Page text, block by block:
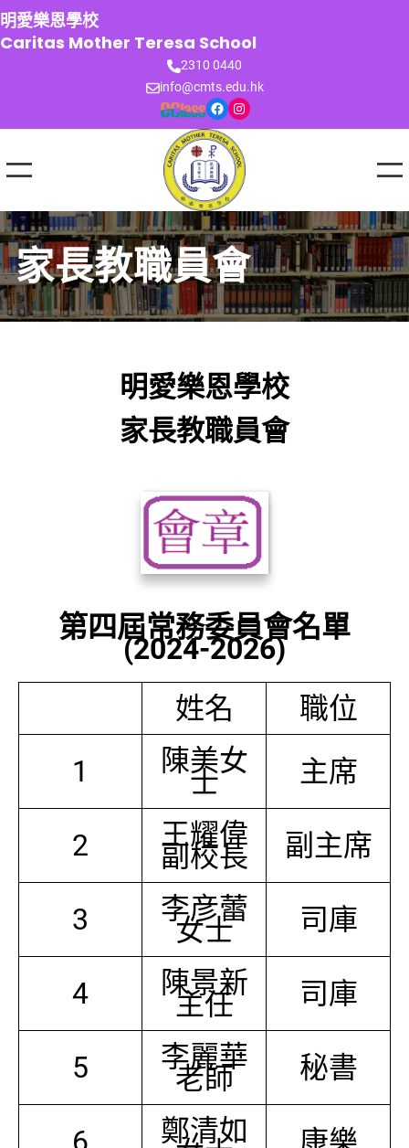
跳
至
主
明愛樂恩學校
Caritas Mother Teresa School
2310 0440
info@cmts.edu.hk
Facebook Instagram
家長教職員會
明愛樂恩學校
家長教職員會
第四屆常務委員會名單
(2024-2026)
姓名
職位
1
陳美女
士 主席
2 王耀偉
副校長 副主席
3 李彦蕾
女士 司庫
4 陳景新
主任 司庫
5 李麗華
老師 秘書
鄭清如